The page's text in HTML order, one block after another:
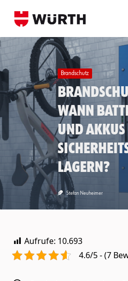
Brandschutz
Wann
und
lagern?
Stefan Neuheimer
Aufrufe: 10.693
4.6/5 - (7